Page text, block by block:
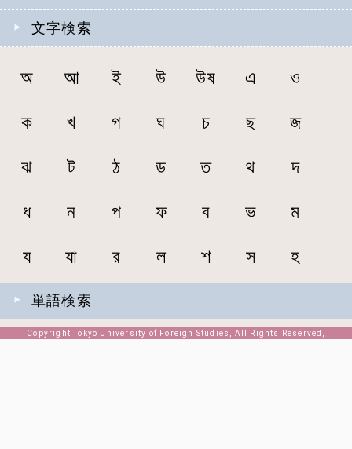
文字検索
অ আ ই উ উষ এ ও
ক খ গ ঘ চ ছ জ
ঝ ট ঠ ড ত থ দ
ধ ন প ফ ব ভ ম
য যা র ল শ স হ
単語検索
Copyright Tokyo University of Foreign Studies, All Rights Reserved,